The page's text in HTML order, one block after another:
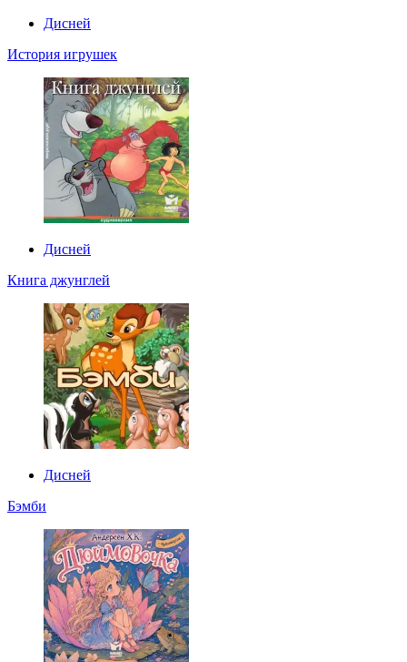
Дисней
История игрушек
Дисней
Книга джунглей
Дисней
Бэмби